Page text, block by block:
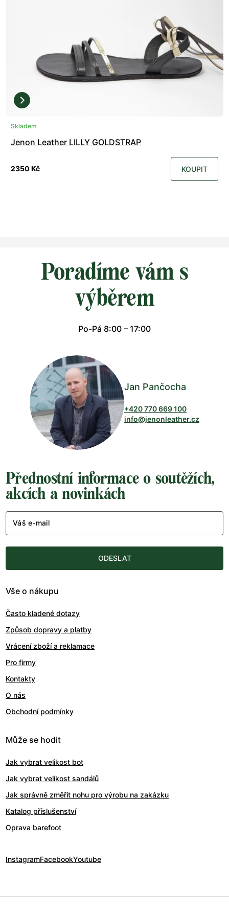
Skladem
Jenon Leather LILLY GOLDSTRAP
2350 Kč KOUPIT
Poradíme vám s
výběrem
Po-Pá 8:00 – 17:00
Jan Pančocha
+420 770 669 100
info@jenonleather.cz
Přednostní informace o soutěžích,
akcích a novinkách
Váš e-mail
ODESLAT
Vše o nákupu
Často kladené dotazy
Způsob dopravy a platby
Vrácení zboží a reklamace
Pro firmy
Kontakty
O nás
Obchodní podmínky
Může se hodit
Jak vybrat velikost bot
Jak vybrat velikost sandálů
Jak správně změřit nohu pro výrobu na zakázku
Katalog příslušenství
Oprava barefoot
InstagramFacebookYoutube